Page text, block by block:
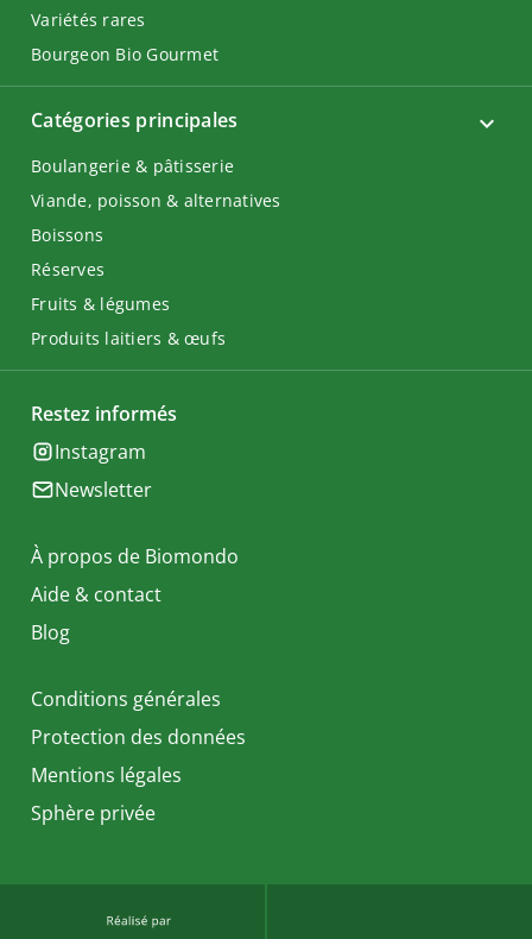
Catégories principales
Boulangerie & pâtisserie
Viande, poisson & alternatives
Boissons
Réserves
Fruits & légumes
Produits laitiers & œufs
Variétés rares
Bourgeon Bio Gourmet
Restez informés
Instagram
Newsletter
À propos de Biomondo
Aide & contact
Blog
Conditions générales
Protection des données
Mentions légales
Sphère privée